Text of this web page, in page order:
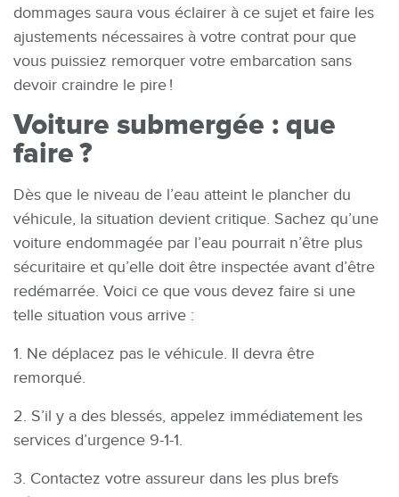
dommages saura vous éclairer à ce sujet et faire les
ajustements nécessaires à votre contrat pour que
vous puissiez remorquer votre embarcation sans
devoir craindre le pire !
Voiture submergée : que
faire ?
Dès que le niveau de l’eau atteint le plancher du
véhicule, la situation devient critique. Sachez qu’une
voiture endommagée par l’eau pourrait n’être plus
sécuritaire et qu’elle doit être inspectée avant d’être
redémarrée. Voici ce que vous devez faire si une
telle situation vous arrive :
1. Ne déplacez pas le véhicule. Il devra être
remorqué.
2. S’il y a des blessés, appelez immédiatement les
services d’urgence 9-1-1.
3. Contactez votre assureur dans les plus brefs